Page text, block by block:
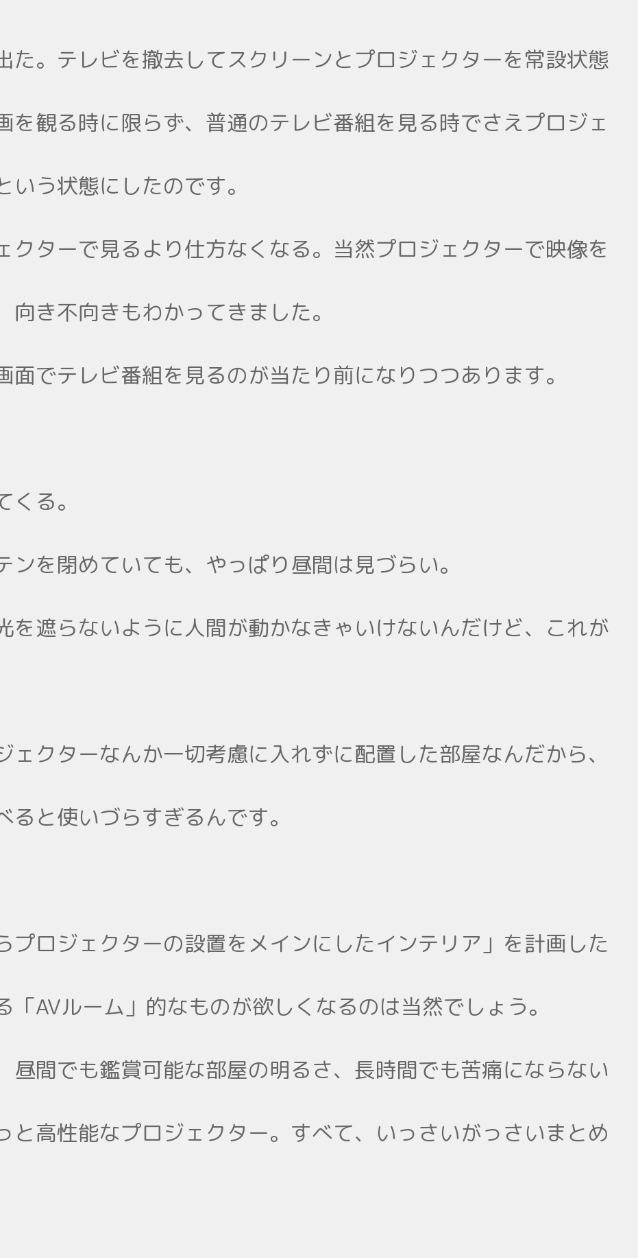
た。テレビを撤去してスクリーンとプロジェクターを常設状態
を観る時に限らず、普通のテレビ番組を見る時でさえプロジェ
う状態にしたのです。
クターで見るより仕方なくなる。当然プロジェクターで映像を
き不向きもわかってきました。
でテレビ番組を見るのが当たり前になりつつあります。
る。
を閉めていても、やっぱり昼間は見づらい。
を遮らないように人間が動かなきゃいけないんだけど、これが
クターなんか一切考慮に入れずに配置した部屋なんだから、
と使いづらすぎるんです。
プロジェクターの設置をメインにしたインテリア」を計画した
AVルーム」的なものが欲しくなるのは当然でしょう。
昼間でも鑑賞可能な部屋の明るさ、長時間でも苦痛にならない
と高性能なプロジェクター。すべて、いっさいがっさいまとめ